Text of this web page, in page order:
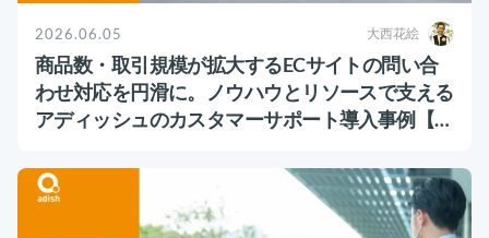
2026.06.05 大西花絵
商品数・取引規模が拡大するECサイトの問い合
わせ対応を円滑に。ノウハウとリソースで支える
アディッシュのカスタマーサポート導入事例【T